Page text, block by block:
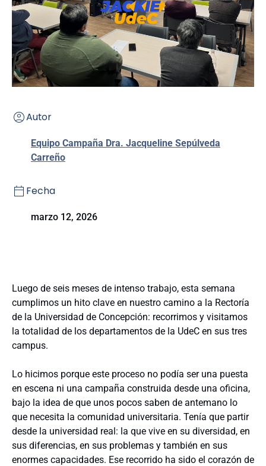
Autor
Equipo Campaña Dra. Jacqueline Sepúlveda
Carreño
Fecha
marzo 12, 2026
Luego de seis meses de intenso trabajo, esta semana
cumplimos un hito clave en nuestro camino a la Rectoría
de la Universidad de Concepción: recorrimos y visitamos
la totalidad de los departamentos de la UdeC en sus tres
campus.
Lo hicimos porque este proceso no podía ser una puesta
en escena ni una campaña construida desde una oficina,
bajo la idea de que unos pocos saben de antemano lo
que necesita la comunidad universitaria. Tenía que partir
desde la universidad real: la que vive en su diversidad, en
sus diferencias, en sus problemas y también en sus
enormes capacidades. Ese recorrido ha sido el corazón de